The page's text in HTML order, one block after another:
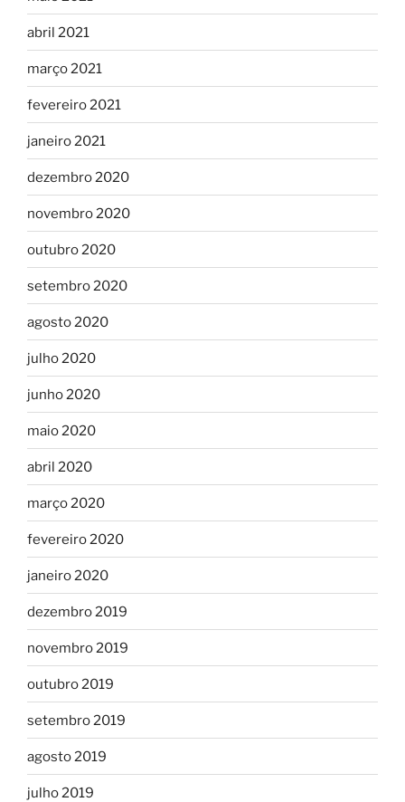
abril 2021
março 2021
fevereiro 2021
janeiro 2021
dezembro 2020
novembro 2020
outubro 2020
setembro 2020
agosto 2020
julho 2020
junho 2020
maio 2020
abril 2020
março 2020
fevereiro 2020
janeiro 2020
dezembro 2019
novembro 2019
outubro 2019
setembro 2019
agosto 2019
julho 2019